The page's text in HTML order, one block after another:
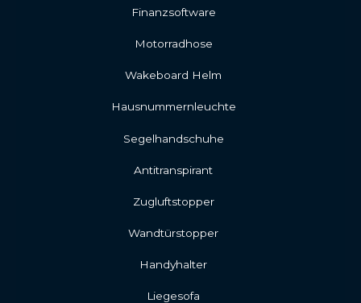
Finanzsoftware
Motorradhose
Wakeboard Helm
Hausnummernleuchte
Segelhandschuhe
Antitranspirant
Zugluftstopper
Wandtürstopper
Handyhalter
Liegesofa